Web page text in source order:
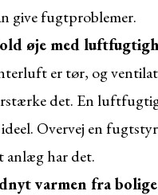
give fugtproblemer.
øje med
er tør, og
det. En
ideel. Overvej en
anlæg har det.
varmen fra